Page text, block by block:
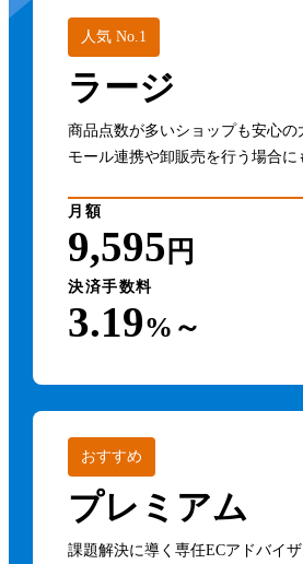
人気 No.1
ラージ
商品点数が多いショップも安心の
モール連携や卸販売を行う場合に
月額
9,595 円
決済手数料
3.19%～
おすすめ
プレミアム
課題解決に導く専任ECアドバイ